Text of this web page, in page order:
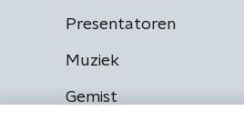
Presentatoren
Muziek
Gemist